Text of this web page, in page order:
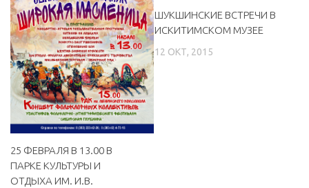
25 ФЕВРАЛЯ В 13.00 В
ПАРКЕ КУЛЬТУРЫ И
ОТДЫХА ИМ. И.В.
ШУКШИНСКИЕ ВСТРЕЧИ В
ИСКИТИМСКОМ МУЗЕЕ
12 ОКТ, 2015